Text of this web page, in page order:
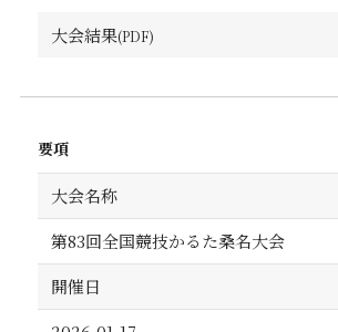
大会結果
要項
大会名称
第83回全国競技かるた桑名大会
開催日